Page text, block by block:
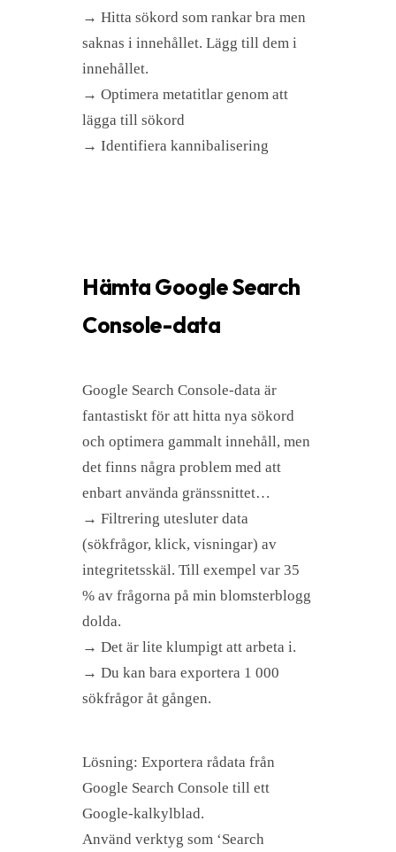
→ Hitta sökord som rankar bra men
saknas i innehållet. Lägg till dem i
innehållet.
→ Optimera metatitlar genom att
lägga till sökord
→ Identifiera kannibalisering
Hämta Google Search
Console-data
Google Search Console-data är
fantastiskt för att hitta nya sökord
och optimera gammalt innehåll, men
det finns några problem med att
enbart använda gränssnittet…
→ Filtrering utesluter data
(sökfrågor, klick, visningar) av
integritetsskäl. Till exempel var 35
% av frågorna på min blomsterblogg
dolda.
→ Det är lite klumpigt att arbeta i.
→ Du kan bara exportera 1 000
sökfrågor åt gången.
Lösning: Exportera rådata från
Google Search Console till ett
Google-kalkylblad.
Använd verktyg som ‘Search